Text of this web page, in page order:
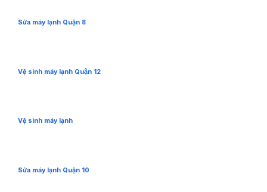
Sửa máy lạnh Quận 8
Vệ sinh máy lạnh Quận 12
Vệ sinh máy lạnh
Sửa máy lạnh Quận 10